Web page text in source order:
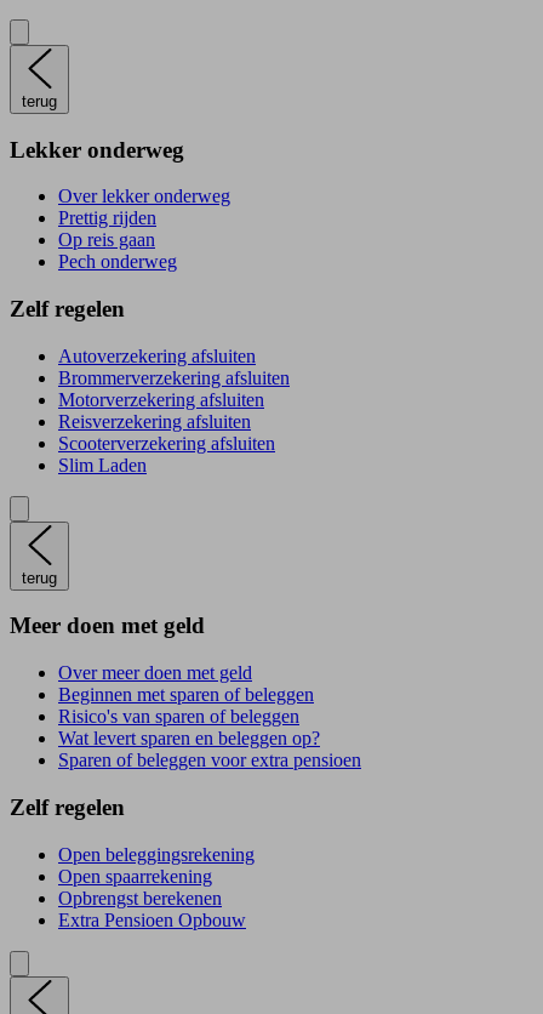
terug
Lekker onderweg
Over lekker onderweg
Prettig rijden
Op reis gaan
Pech onderweg
Zelf regelen
Autoverzekering afsluiten
Brommerverzekering afsluiten
Motorverzekering afsluiten
Reisverzekering afsluiten
Scooterverzekering afsluiten
Slim Laden
terug
Meer doen met geld
Over meer doen met geld
Beginnen met sparen of beleggen
Risico's van sparen of beleggen
Wat levert sparen en beleggen op?
Sparen of beleggen voor extra pensioen
Zelf regelen
Open beleggingsrekening
Open spaarrekening
Opbrengst berekenen
Extra Pensioen Opbouw